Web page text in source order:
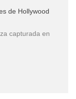
de Hollywood
capturada en